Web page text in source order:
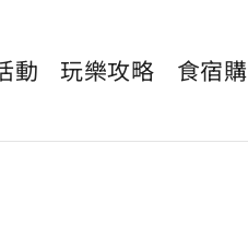
動 玩樂攻略 食宿購